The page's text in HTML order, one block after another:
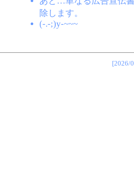
除します。
(-.-;)y-~~~
[2026/